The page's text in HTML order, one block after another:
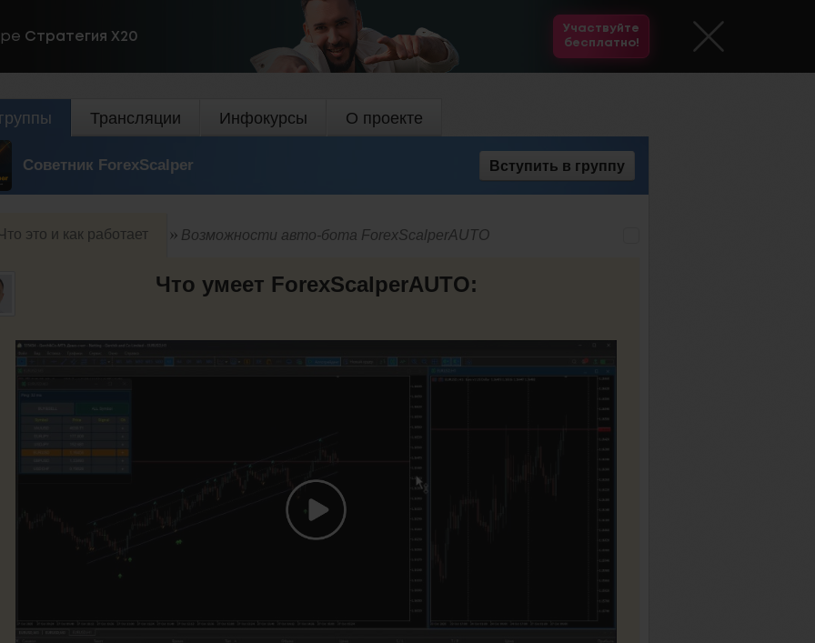
Стратегия Х20
Участвуйте
бесплатно!
Трансляции Инфокурсы О проекте
Советник ForexScalper Вступить в группу
это и как работает Возможности авто-бота ForexScalperAUTO
Что умеет ForexScalperAUTO: